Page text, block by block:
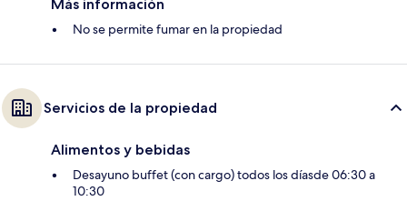
Más información
No se permite fumar en la propiedad
Servicios de la propiedad
Alimentos y bebidas
Desayuno buffet (con cargo) todos los díasde 06:30 a
10:30